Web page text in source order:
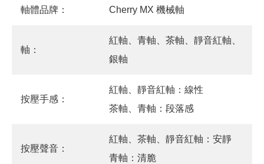
軸體品牌： Cherry MX 機械軸
軸：
紅軸、青軸、茶軸、靜音紅軸、
銀軸
按壓手感：
紅軸、靜音紅軸：線性
茶軸、青軸：段落感
按壓聲音：
紅軸、茶軸、靜音紅軸：安靜
青軸：清脆